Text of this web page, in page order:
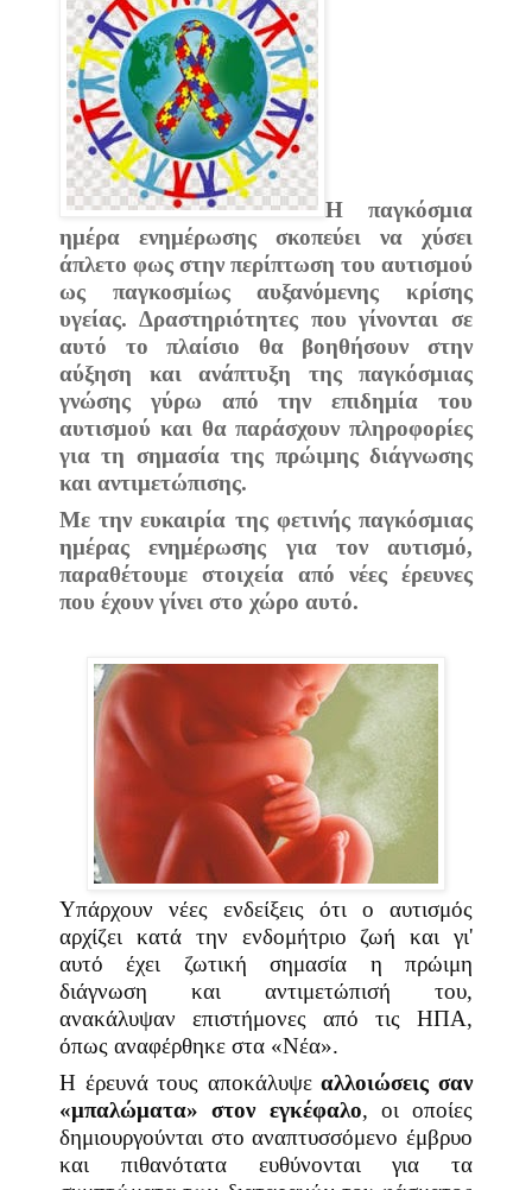
Η παγκόσμια
ημέρα ενημέρωσης σκοπεύει να χύσει
άπλετο φως στην περίπτωση του αυτισμού
ως παγκοσμίως αυξανόμενης κρίσης
υγείας. Δραστηριότητες που γίνονται σε
αυτό το πλαίσιο θα βοηθήσουν στην
αύξηση και ανάπτυξη της παγκόσμιας
γνώσης γύρω από την επιδημία του
αυτισμού και θα παράσχουν πληροφορίες
για τη σημασία της πρώιμης διάγνωσης
και αντιμετώπισης.
Με την ευκαιρία της φετινής παγκόσμιας
ημέρας ενημέρωσης για τον αυτισμό,
παραθέτουμε στοιχεία από νέες έρευνες
που έχουν γίνει στο χώρο αυτό.
Υπάρχουν νέες ενδείξεις ότι ο αυτισμός
αρχίζει κατά την ενδομήτριο ζωή και γι'
αυτό έχει ζωτική σημασία η πρώιμη
διάγνωση και αντιμετώπισή του,
ανακάλυψαν επιστήμονες από τις ΗΠΑ,
όπως αναφέρθηκε στα «Νέα».
Η έρευνά τους αποκάλυψεαλλοιώσεις σαν
«μπαλώματα» στον εγκέφαλο, οι οποίες
δημιουργούνται στο αναπτυσσόμενο έμβρυο
και πιθανότατα ευθύνονται για τα